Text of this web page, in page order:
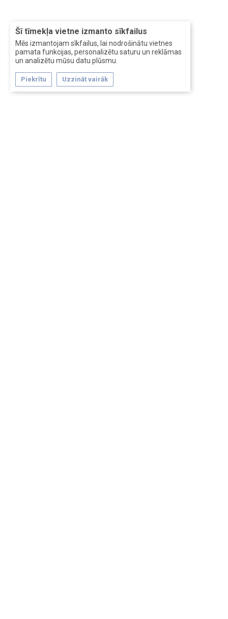
Šī tīmekļa vietne izmanto sīkfailus
Mēs izmantojam sīkfailus, lai nodrošinātu vietnes
pamata funkcijas, personalizētu saturu un reklāmas
un analizētu mūsu datu plūsmu.
Piekrītu Uzzināt vairāk